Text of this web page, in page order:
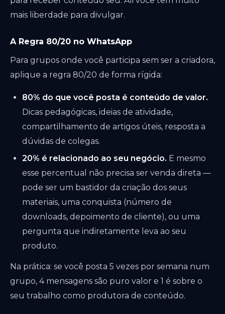
mais liberdade para divulgar.
A Regra 80/20 no WhatsApp
Para grupos onde você participa sem ser a criadora,
aplique a regra 80/20 de forma rígida:
80% do que você posta é conteúdo de valor.
Dicas pedagógicas, ideias de atividade,
compartilhamento de artigos úteis, resposta a
dúvidas de colegas.
20% é relacionado ao seu negócio. E mesmo
esse percentual não precisa ser venda direta —
pode ser um bastidor da criação dos seus
materiais, uma conquista (número de
downloads, depoimento de cliente), ou uma
pergunta que indiretamente leva ao seu
produto.
Na prática: se você posta 5 vezes por semana num
grupo, 4 mensagens são puro valor e 1 é sobre o
seu trabalho como produtora de conteúdo.